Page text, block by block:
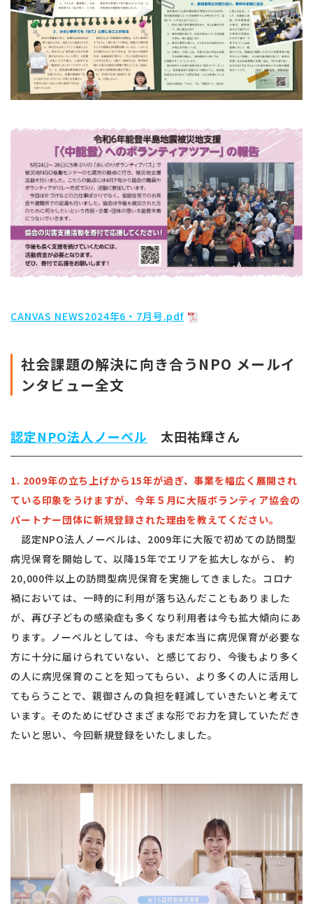
CANVAS NEWS2024年6・7月号.pdf
社会課題の解決に向き合うNPO メールイ
ンタビュー全文
認定NPO法人ノーベル 太田祐輝さん
1. 2009年の立ち上げから15年が過ぎ、事業を幅広く展開され
ている印象をうけますが、今年５月に大阪ボランティア協会の
パートナー団体に新規登録された理由を教えてください。
認定NPO法人ノーベルは、2009年に大阪で初めての訪問型
病児保育を開始して、以降15年でエリアを拡大しながら、 約
20,000件以上の訪問型病児保育を実施してきました。コロナ
禍においては、一時的に利用が落ち込んだこともありました
が、再び子どもの感染症も多くなり利用者は今も拡大傾向にあ
ります。ノーベルとしては、今もまだ本当に病児保育が必要な
方に十分に届けられていない、と感じており、今後もより多く
の人に病児保育のことを知ってもらい、より多くの人に活用し
てもらうことで、親御さんの負担を軽減していきたいと考えて
います。そのためにぜひさまざまな形でお力を貸していただき
たいと思い、今回新規登録をいたしました。